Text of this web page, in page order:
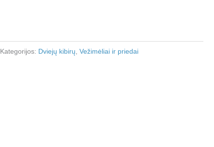
Kategorijos: Dviejų kibirų Vežimėliai ir priedai